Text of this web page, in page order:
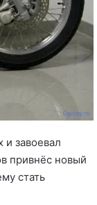
и завоевал
привнёс новый
стать